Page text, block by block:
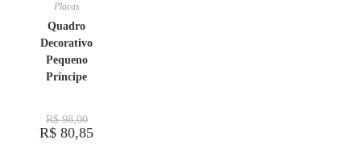
Placas
Quadro
Decorativo
Pequeno
Príncipe
R$98,00
R$ 80,85